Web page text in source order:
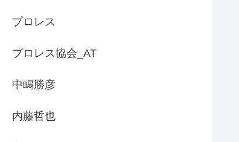
プロレス
プロレス協会_AT
中嶋勝彦
内藤哲也